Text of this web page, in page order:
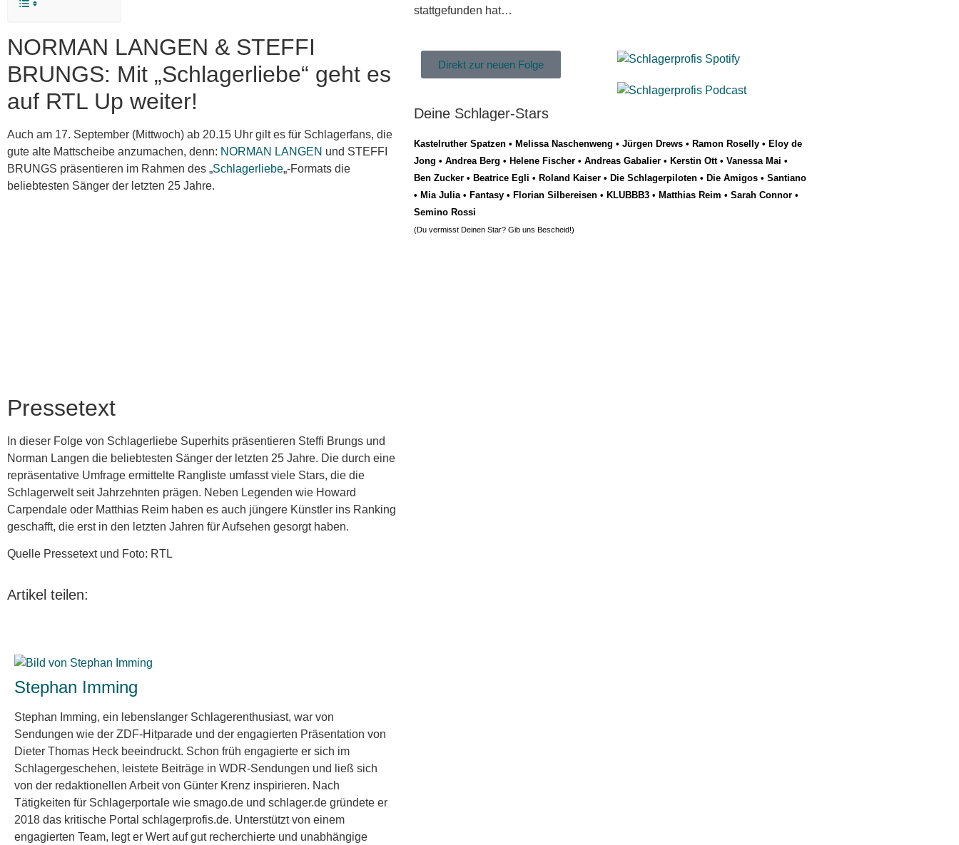
NORMAN LANGEN & STEFFI
BRUNGS: Mit „Schlagerliebe“ geht es
auf RTL Up weiter!
Auch am 17. September (Mittwoch) ab 20.15 Uhr gilt es für Schlagerfans, die
gute alte Mattscheibe anzumachen, denn: NORMAN LANGEN und STEFFI
BRUNGS präsentieren im Rahmen des „Schlagerliebe„-Formats die
beliebtesten Sänger der letzten 25 Jahre.
Pressetext
In dieser Folge von Schlagerliebe Superhits präsentieren Steffi Brungs und
Norman Langen die beliebtesten Sänger der letzten 25 Jahre. Die durch eine
repräsentative Umfrage ermittelte Rangliste umfasst viele Stars, die die
Schlagerwelt seit Jahrzehnten prägen. Neben Legenden wie Howard
Carpendale oder Matthias Reim haben es auch jüngere Künstler ins Ranking
geschafft, die erst in den letzten Jahren für Aufsehen gesorgt haben.
Quelle Pressetext und Foto: RTL
Artikel teilen:
Stephan Imming
Stephan Imming, ein lebenslanger Schlagerenthusiast, war von
Sendungen wie der ZDF-Hitparade und der engagierten Präsentation von
Dieter Thomas Heck beeindruckt. Schon früh engagierte er sich im
Schlagergeschehen, leistete Beiträge in WDR-Sendungen und ließ sich
von der redaktionellen Arbeit von Günter Krenz inspirieren. Nach
Tätigkeiten für Schlagerportale wie smago.de und schlager.de gründete er
2018 das kritische Portal schlagerprofis.de. Unterstützt von einem
engagierten Team, legt er Wert auf gut recherchierte und unabhängige
stattgefunden hat…
Direkt zur neuen Folge
Deine Schlager-Stars
Kastelruther Spatzen • Melissa Naschenweng • Jürgen Drews • Ramon Roselly • Eloy de
Jong • Andrea Berg • Helene Fischer • Andreas Gabalier • Kerstin Ott• Vanessa Mai •
Ben Zucker • Beatrice Egli • Roland Kaiser • Die Schlagerpiloten • Die Amigos • Santiano
• Mia Julia• Fantasy • Florian Silbereisen • KLUBBB3 • Matthias Reim • Sarah Connor •
Semino Rossi
(Du vermisst Deinen Star? Gib uns Bescheid!)